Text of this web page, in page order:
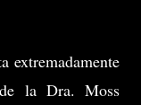
extremadamente
la Dra. Moss